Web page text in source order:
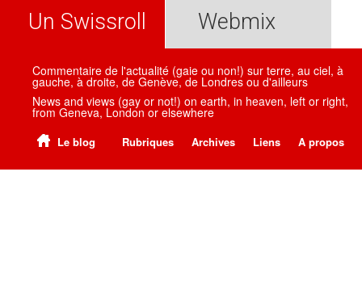
Un Swissroll Webmix
Commentaire de l'actualité (gaie ou non!) sur terre, au ciel, à
gauche, à droite, de Genève, de Londres ou d'ailleurs
News and views (gay or not!) on earth, in heaven, left or right,
from Geneva, London or elsewhere
Le blog Rubriques Archives Liens A propos